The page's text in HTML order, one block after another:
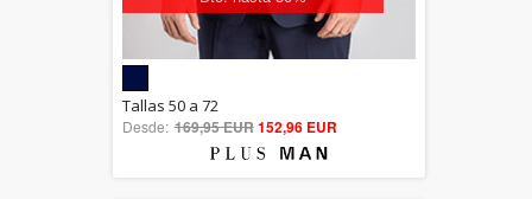
out of 5
Tallas 50 a 72
Desde: 169,95 EUR152,96 EUR